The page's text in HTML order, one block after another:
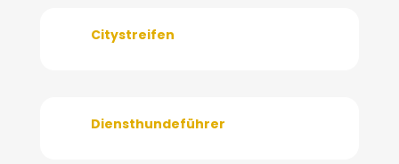
Citystreifen
Diensthundeführer